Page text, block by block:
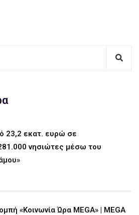
23,2 εκατ. ευρώ σε
νησιώτες μέσω του
«Κοινωνία Ώρα MEGA» | MEGA